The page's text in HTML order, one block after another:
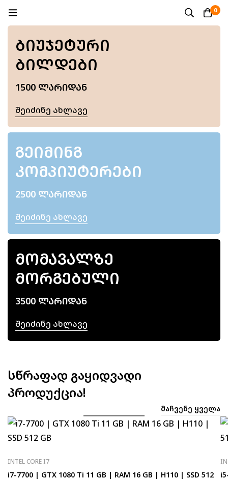
0
ᲑᲘᲣᲯᲔᲢᲣᲠᲘ
ᲑᲘᲚᲓᲔᲑᲘ
1500 ᲚᲐᲠᲘᲓᲐᲜ
Შეიძინე Ახლავე
ᲒᲔᲘᲛᲘᲜᲒ
ᲙᲝᲛᲞᲘᲣᲢᲔᲠᲔᲑᲘ
2500 ᲚᲐᲠᲘᲓᲐᲜ
Შეიძინე Ახლავე
ᲛᲝᲛᲐᲕᲐᲚᲖᲔ
ᲛᲝᲠᲒᲔᲑᲣᲚᲘ
3500 ᲚᲐᲠᲘᲓᲐᲜ
Შეიძინე Ახლავე
სწრაფად გაყიდვადი
პროდუქცია!
ᲛᲐᲩᲕᲔᲜᲔ ᲧᲕᲔᲚᲐ
INTEL CORE I7
i7-7700 | GTX 1080 Ti 11 GB | RAM 16 GB | H110 | SSD 512